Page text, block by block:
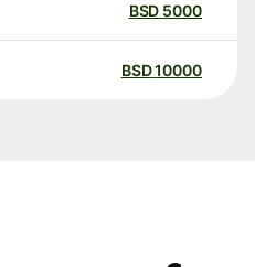
5000
BSD
10000
BSD